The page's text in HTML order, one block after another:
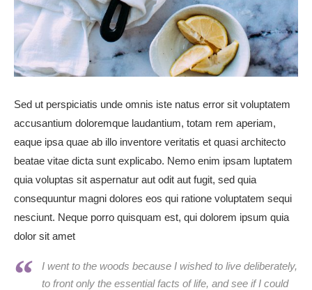
Sed ut perspiciatis unde omnis iste natus error sit voluptatem
accusantium doloremque laudantium, totam rem aperiam,
eaque ipsa quae ab illo inventore veritatis et quasi architecto
beatae vitae dicta sunt explicabo. Nemo enim ipsam luptatem
quia voluptas sit aspernatur aut odit aut fugit, sed quia
consequuntur magni dolores eos qui ratione voluptatem sequi
nesciunt. Neque porro quisquam est, qui dolorem ipsum quia
dolor sit amet
I went to the woods because I wished to live deliberately,
to front only the essential facts of life, and see if I could